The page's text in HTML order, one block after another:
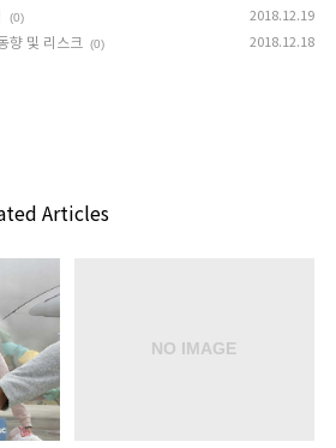
(0) 2018.12.19
향 및 리스크 (0) 2018.12.18
Articles